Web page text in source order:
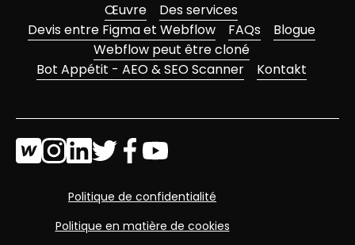
Œuvre
Des services
Devis entre Figma et Webflow
FAQs
Blogue
Webflow peut être cloné
Bot Appétit - AEO & SEO Scanner
Kontakt
Politique de confidentialité
Politique en matière de cookies